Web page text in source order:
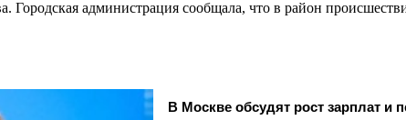
Городская администрация сообщала, что в район
В Москве обсудят рост зарплат и